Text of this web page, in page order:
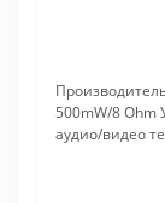
500mW/8
аудио/видео